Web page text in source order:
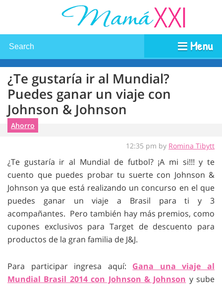
Menu
¿Te gustaría ir al Mundial?
Puedes ganar un viaje con
Johnson & Johnson
Ahorro
12:35 pm by Romina Tibytt
¿Te gustaría ir al Mundial de futbol? ¡A mi si!!! y te
cuento que puedes probar tu suerte con Johnson &
Johnson ya que está realizando un concurso en el que
puedes ganar un viaje a Brasil para ti y 3
acompañantes. Pero también hay más premios, como
cupones exclusivos para Target de descuento para
productos de la gran familia de J&J.
Para participar ingresa aquí: Gana una viaje al
Mundial Brasil 2014 con Johnson & Johnson y sube